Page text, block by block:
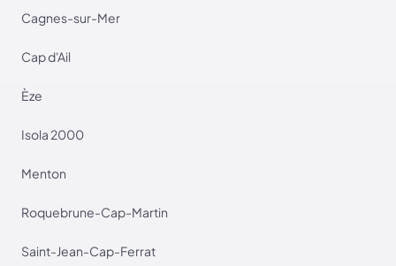
Cagnes-sur-Mer
Cap d'Ail
Èze
Isola 2000
Menton
Roquebrune-Cap-Martin
Saint-Jean-Cap-Ferrat